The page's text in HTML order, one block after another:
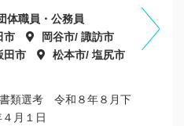
体職員・公務員
市
岡谷市/ 諏訪市
田市
松本市/ 塩尻市
類選考 令和８年８月下
月１日